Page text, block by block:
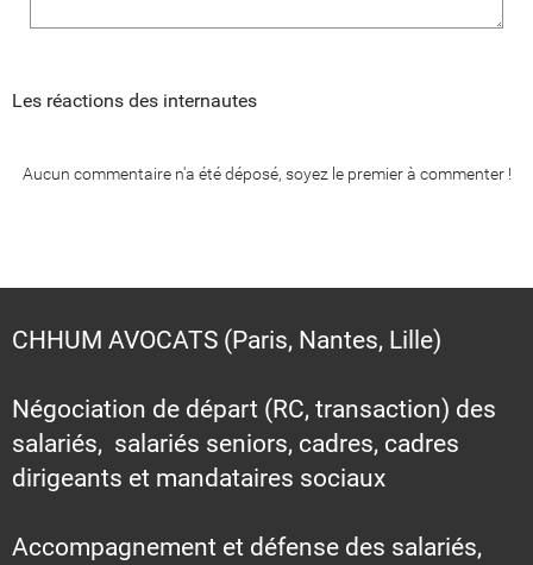
Les réactions des internautes
Aucun commentaire n'a été déposé, soyez le premier à commenter !
CHHUM AVOCATS (Paris, Nantes, Lille)
Négociation de départ (RC, transaction) des
salariés, salariés seniors, cadres, cadres
dirigeants et mandataires sociaux
Accompagnement et défense des salariés,